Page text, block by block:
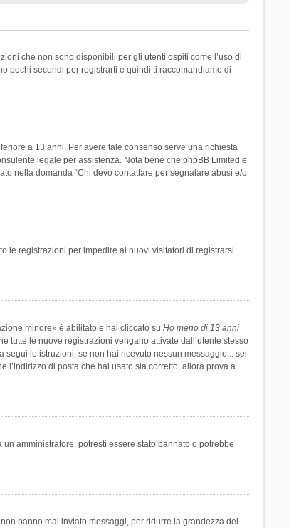
che non sono disponibili per gli utenti ospiti come l’uso di
pochi secondi per registrarti e quindi ti raccomandiamo di
a 13 anni. Per avere tale consenso serve una richiesta
legale per assistenza. Nota bene che phpBB Limited e
nella domanda “Chi devo contattare per segnalare abusi e/o
le registrazioni per impedire ai nuovi visitatori di registrarsi.
minore» è abilitato e hai cliccato su Ho meno di 13 anni
tutte le nuove registrazioni vengano attivate dall’utente stesso
le istruzioni; se non hai ricevuto nessun messaggio... sei
l’indirizzo di posta che hai usato sia corretto, allora prova a
amministratore: potresti essere stato bannato o potrebbe
hanno mai inviato messaggi, per ridurre la grandezza del